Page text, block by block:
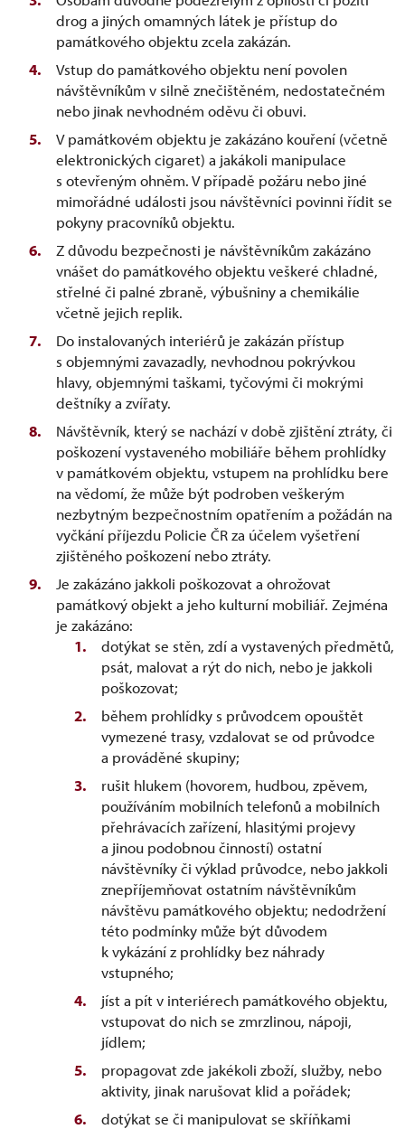
drog a jiných omamných látek je přístup do
památkového objektu zcela zakázán.
Vstup do památkového objektu není povolen
návštěvníkům v silně znečištěném, nedostatečném
nebo jinak nevhodném oděvu či obuvi.
V památkovém objektu je zakázáno kouření (včetně
elektronických cigaret) a jakákoli manipulace
s otevřeným ohněm. V případě požáru nebo jiné
mimořádné události jsou návštěvníci povinni řídit se
pokyny pracovníků objektu.
Z důvodu bezpečnosti je návštěvníkům zakázáno
vnášet do památkového objektu veškeré chladné,
střelné či palné zbraně, výbušniny a chemikálie
včetně jejich replik.
Do instalovaných interiérů je zakázán přístup
s objemnými zavazadly, nevhodnou pokrývkou
hlavy, objemnými taškami, tyčovými či mokrými
deštníky a zvířaty.
Návštěvník, který se nachází v době zjištění ztráty, či
poškození vystaveného mobiliáře během prohlídky
v památkovém objektu, vstupem na prohlídku bere
na vědomí, že může být podroben veškerým
nezbytným bezpečnostním opatřením a požádán na
vyčkání příjezdu Policie ČR za účelem vyšetření
zjištěného poškození nebo ztráty.
Je zakázáno jakkoli poškozovat a ohrožovat
památkový objekt a jeho kulturní mobiliář. Zejména
je zakázáno:
dotýkat se stěn, zdí a vystavených předmětů,
psát, malovat a rýt do nich, nebo je jakkoli
poškozovat;
během prohlídky s průvodcem opouštět
vymezené trasy, vzdalovat se od průvodce
a prováděné skupiny;
rušit hlukem (hovorem, hudbou, zpěvem,
používáním mobilních telefonů a mobilních
přehrávacích zařízení, hlasitými projevy
a jinou podobnou činností) ostatní
návštěvníky či výklad průvodce, nebo jakkoli
znepříjemňovat ostatním návštěvníkům
návštěvu památkového objektu; nedodržení
této podmínky může být důvodem
k vykázání z prohlídky bez náhrady
vstupného;
jíst a pít v interiérech památkového objektu,
vstupovat do nich se zmrzlinou, nápoji,
jídlem;
propagovat zde jakékoli zboží, služby, nebo
aktivity, jinak narušovat klid a pořádek;
dotýkat se či manipulovat se skříňkami